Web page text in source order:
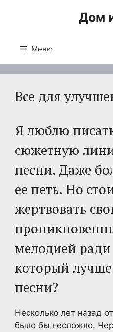
Дом
Меню
Все для
Я люблю
сюжетную
песни. Даже
ее петь. Но
жертвовать
мелодией ради
который
песни?
Несколько лет назад
было бы несложно.